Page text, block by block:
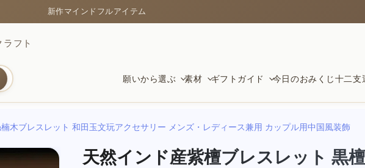
新作マインドフルアイテム
フト
願いから選ぶ
黒曜石、貔貅、安定をもたらす品 繁栄と道を開く象徴
素材
色、透明感、天然の表情 温かく、手になじむ質感
ギフトガイド
卒業、引越し、仕事、新たな一歩に 安全と安定をそっと願う贈り物
今日のおみくじ十二支
木ブレスレット 和田玉文玩アクセサリー メンズ・レディース兼用 カップル用中国風装飾
天然インド産紫檀ブレスレット 黒